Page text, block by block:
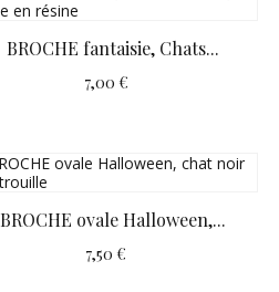
BROCHE fantaisie, Chats...
7,00 €
BROCHE ovale Halloween,...
7,50 €